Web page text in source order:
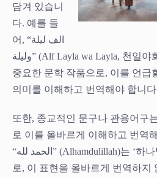
담겨 있습니
다. 예를 들
어, “الف ليلة
وليلة” (Alf Layla wa Layla, 천일야화)는 아랍 문화에서 매우
중요한 문학 작품으로, 이를 언급
의미를 이해하고 번역해야 합니
또한, 종교적인 문구나 관용어구
로 이를 올바르게 이해하고 번역
“الحمد لله” (Alhamdulillah)는 ‘하나님께 감사하다’는 의미
로, 이 표현을 올바르게 번역하지